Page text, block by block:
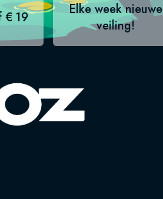
€ 19
Elke week nieuwe
veiling!